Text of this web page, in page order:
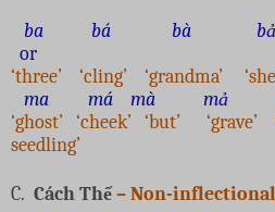
ba
bá bà
or
‘three’ ‘cling’ ‘grandma’
ma
má mà mả
‘ghost’ ‘cheek’ ‘but’ ‘grave’
seedling’
C. Cách Thể– Non-inflectional